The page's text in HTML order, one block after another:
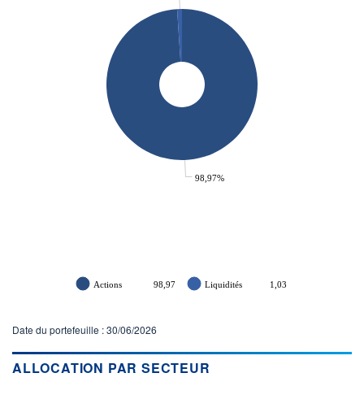
98,97%
Actions 98,97 Liquidités 1,03
Date du portefeuille : 30/06/2026
ALLOCATION PAR SECTEUR